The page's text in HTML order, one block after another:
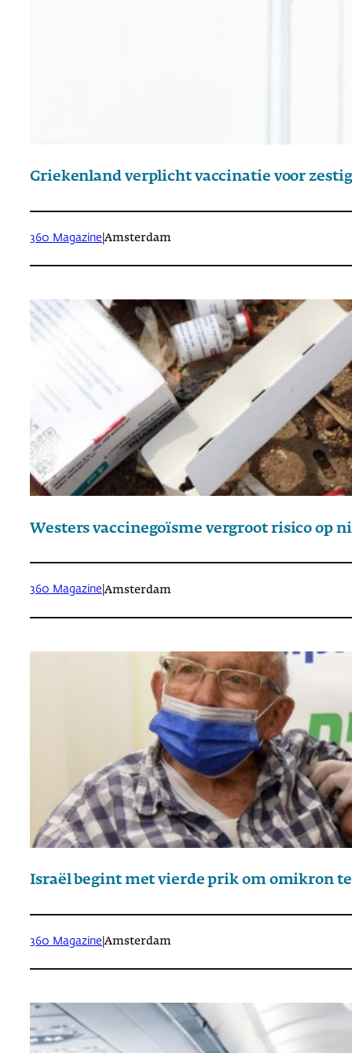
Griekenland verplicht vaccinatie voor
360 Magazine Amsterdam
Westers vaccinegoïsme vergroot risico op
360 Magazine Amsterdam
Israël begint met vierde prik om omikron
360 Magazine Amsterdam